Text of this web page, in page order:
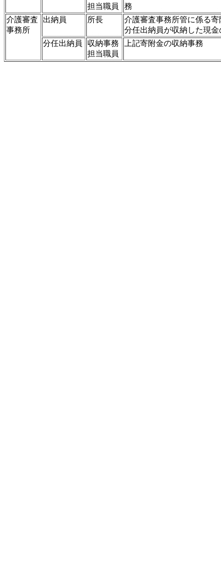
担当職員
務
介護審査
事務所
出納員 所長
介護審査事務所管に係る
分任出納員が収納した現
分任出納員
収納事務
担当職員
上記寄附金の収納事務